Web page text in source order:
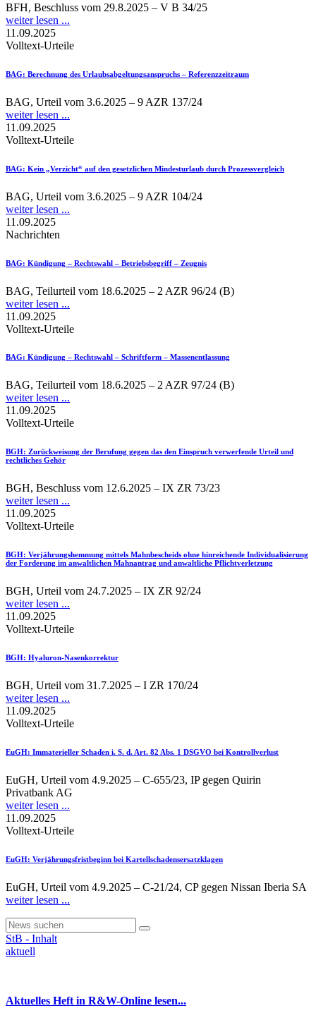
BFH, Beschluss vom 29.8.2025 – V B 34/25
weiter lesen ...
11.09.2025
Volltext-Urteile
BAG: Berechnung des Urlaubsabgeltungsanspruchs – Referenzzeitraum
BAG, Urteil vom 3.6.2025 – 9 AZR 137/24
weiter lesen ...
11.09.2025
Volltext-Urteile
BAG: Kein „Verzicht“ auf den gesetzlichen Mindesturlaub durch Prozessvergleich
BAG, Urteil vom 3.6.2025 – 9 AZR 104/24
weiter lesen ...
11.09.2025
Nachrichten
BAG: Kündigung – Rechtswahl – Betriebsbegriff – Zeugnis
BAG, Teilurteil vom 18.6.2025 – 2 AZR 96/24 (B)
weiter lesen ...
11.09.2025
Volltext-Urteile
BAG: Kündigung – Rechtswahl – Schriftform – Massenentlassung
BAG, Teilurteil vom 18.6.2025 – 2 AZR 97/24 (B)
weiter lesen ...
11.09.2025
Volltext-Urteile
BGH: Zurückweisung der Berufung gegen das den Einspruch verwerfende Urteil und
rechtliches Gehör
BGH, Beschluss vom 12.6.2025 – IX ZR 73/23
weiter lesen ...
11.09.2025
Volltext-Urteile
BGH: Verjährungshemmung mittels Mahnbescheids ohne hinreichende Individualisierung
der Forderung im anwaltlichen Mahnantrag und anwaltliche Pflichtverletzung
BGH, Urteil vom 24.7.2025 – IX ZR 92/24
weiter lesen ...
11.09.2025
Volltext-Urteile
BGH: Hyaluron-Nasenkorrektur
BGH, Urteil vom 31.7.2025 – I ZR 170/24
weiter lesen ...
11.09.2025
Volltext-Urteile
EuGH: Immaterieller Schaden i. S. d. Art. 82 Abs. 1 DSGVO bei Kontrollverlust
EuGH, Urteil vom 4.9.2025 – C-655/23, IP gegen Quirin
Privatbank AG
weiter lesen ...
11.09.2025
Volltext-Urteile
EuGH: Verjährungsfristbeginn bei Kartellschadensersatzklagen
EuGH, Urteil vom 4.9.2025 – C-21/24, CP gegen Nissan Iberia SA
weiter lesen ...
StB - Inhalt
aktuell
Aktuelles Heft in R&W-Online lesen...